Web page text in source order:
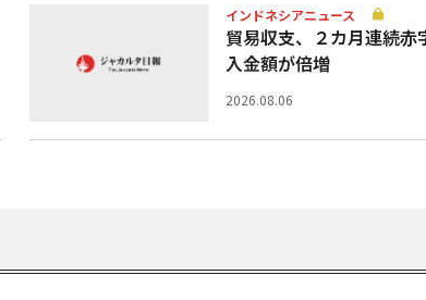
インドネシアニュース
貿易収支、２カ月連続赤
入金額が倍増
2026.08.06